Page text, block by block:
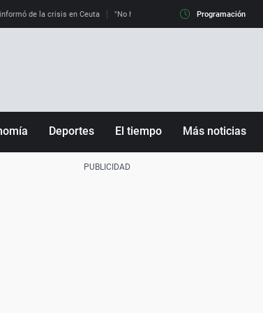
de la crisis en Ceuta "No hay mafias, que no nos engañen":
Programación
Deportes El tiempo Más noticias